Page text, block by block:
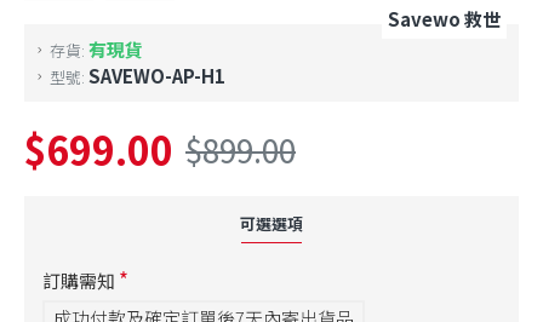
存貨: 有現貨
型號: SAVEWO-AP-H1
Savewo 救世
$699.00 $899.00
可選選項
訂購需知